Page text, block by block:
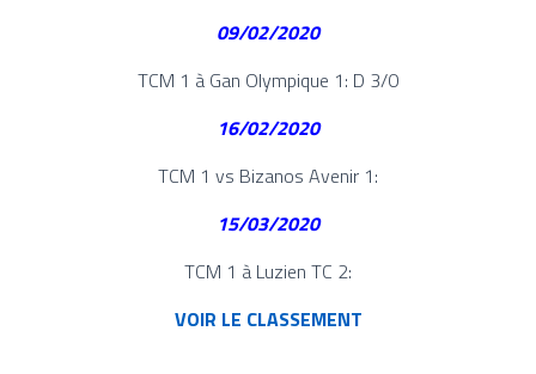
09/02/2020
TCM 1 à Gan Olympique 1: D 3/0
16/02/2020
TCM 1 vs Bizanos Avenir 1:
15/03/2020
TCM 1 à Luzien TC 2:
VOIR LE CLASSEMENT